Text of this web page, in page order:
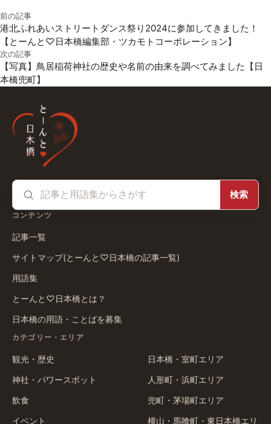
投稿ナビゲーション
前の記事
港北ふれあいストリートダンス祭り2024に参加してきました！
【とーんと♡日本橋編集部・ツカモトコーポレーション】
次の記事
【写真】鳥居稲荷神社の歴史や名前の由来を調べてみました【日
本橋兜町】
検索
コンテンツ
記事一覧
サイトマップ(とーんと♡日本橋の記事一覧)
用語集
とーんと♡日本橋とは？
日本橋の用語・ことばを募集
カテゴリー・エリア
観光・歴史
神社・パワースポット
飲食
イベント
日本橋・室町エリア
人形町・浜町エリア
兜町・茅場町エリア
横山・馬喰町・東日本橋エリ